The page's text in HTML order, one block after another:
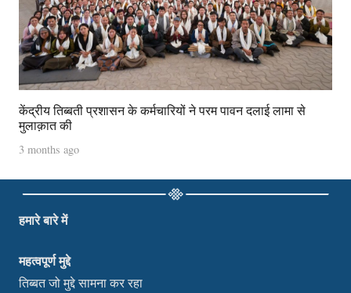
केंद्रीय तिब्बती प्रशासन के कर्मचारियों ने परम पावन दलाई लामा से
मुलाक़ात की
3 months ago
हमारे बारे में
महत्वपूर्ण मुद्दे
तिब्बत जो मुद्दे सामना कर रहा